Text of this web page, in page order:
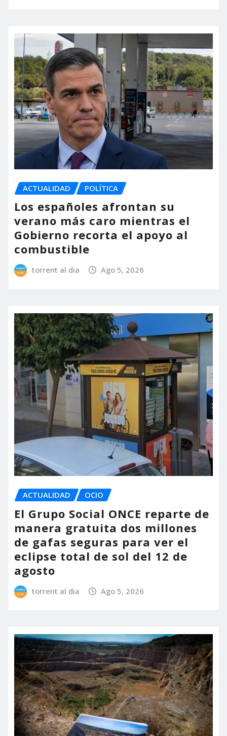
ACTUALIDAD POLÍTICA
Los españoles afrontan su
verano más caro mientras el
Gobierno recorta el apoyo al
combustible
torrent al dia Ago 5, 2026
ACTUALIDAD OCIO
El Grupo Social ONCE reparte de
manera gratuita dos millones
de gafas seguras para ver el
eclipse total de sol del 12 de
agosto
torrent al dia Ago 5, 2026